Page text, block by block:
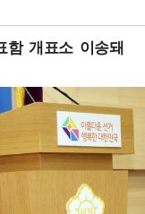
개표소 이송돼